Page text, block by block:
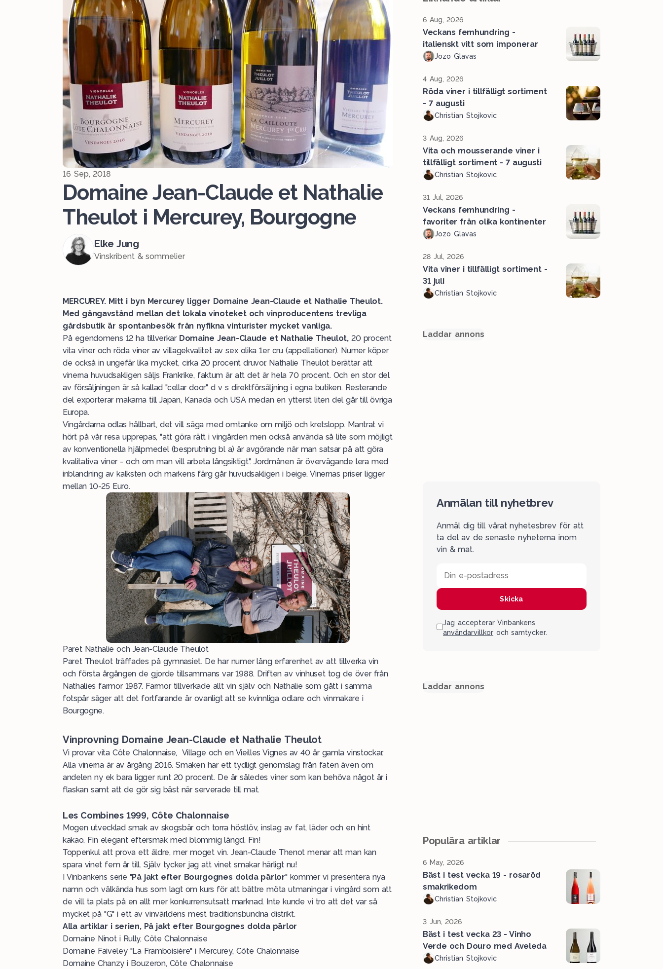
16 Sep, 2018
Domaine Jean-Claude et Nathalie
Theulot i Mercurey, Bourgogne
Elke Jung
Vinskribent & sommelier
MERCUREY. Mitt i byn Mercurey ligger Domaine Jean-Claude et Nathalie Theulot.
Med gångavstånd mellan det lokala vinoteket och vinproducentens trevliga
gårdsbutik är spontanbesök från nyfikna vinturister mycket vanliga.
På egendomens 12 ha tillverkar Domaine Jean-Claude et Nathalie Theulot,20 procent
vita viner och röda viner av villagekvalitet av sex olika 1er cru (appellationer). Numer köper
de också in ungefär lika mycket, cirka 20 procent druvor. Nathalie Theulot berättar att
vinerna huvudsakligen säljs Frankrike, faktum är att det är hela 70 procent. Och en stor del
av försäljningen är så kallad "cellar door" d v s direktförsäljning i egna butiken. Resterande
del exporterar makarna till Japan, Kanada och USA medan en ytterst liten del går till övriga
Europa.
Vingårdarna odlas hållbart, det vill säga med omtanke om miljö och kretslopp. Mantrat vi
hört på vår resa upprepas, "att göra rätt i vingården men också använda så lite som möjligt
av konventionella hjälpmedel (besprutning bl a) är avgörande när man satsar på att göra
kvalitativa viner - och om man vill arbeta långsiktigt". Jordmånen är övervägande lera med
inblandning av kalksten och markens färg går huvudsakligen i beige. Vinernas priser ligger
mellan 10-25 Euro.
Paret Nathalie och Jean-Claude Theulot
Paret Theulot träffades på gymnasiet. De har numer lång erfarenhet av att tillverka vin
och första årgången de gjorde tillsammans var 1988. Driften av vinhuset tog de över från
Nathalies farmor 1987. Farmor tillverkade allt vin själv och Nathalie som gått i samma
fotspår säger att det fortfarande är ovanligt att se kvinnliga odlare och vinmakare i
Bourgogne.
Vinprovning Domaine Jean-Claude et Nathalie Theulot
Vi provar vita Côte Chalonnaise, Village och en Vieilles Vignes av 40 år gamla vinstockar.
Alla vinerna är av årgång 2016. Smaken har ett tydligt genomslag från faten även om
andelen ny ek bara ligger runt 20 procent. De är således viner som kan behöva något år i
flaskan samt att de gör sig bäst när serverade till mat.
Les Combines 1999, Côte Chalonnaise
Mogen utvecklad smak av skogsbär och torra höstlöv, inslag av fat, läder och en hint
kakao. Fin elegant eftersmak med blommig längd. Fin!
Toppenkul att prova ett äldre, mer moget vin. Jean-Claude Thenot menar att man kan
spara vinet fem år till. Själv tycker jag att vinet smakar härligt nu!
I Vinbankens serie "På jakt efter Bourgognes dolda pärlor" kommer vi presentera nya
namn och välkända hus som lagt om kurs för att bättre möta utmaningar i vingård som att
de vill ta plats på en allt mer konkurrensutsatt marknad. Inte kunde vi tro att det var så
mycket på "G" i ett av vinvärldens mest traditionsbundna distrikt.
Alla artiklar i serien, På jakt efter Bourgognes dolda pärlor
Domaine Ninot i Rully, Côte Chalonnaise
Domaine Faiveley "La Framboisière" i Mercurey, Côte Chalonnaise
Domaine Chanzy i Bouzeron, Côte Chalonnaise
6 Aug, 2026
Veckans femhundring -
italienskt vitt som imponerar
Jozo Glavas
4 Aug, 2026
Röda viner i tillfälligt sortiment
- 7 augusti
Christian Stojkovic
3 Aug, 2026
Vita och mousserande viner i
tillfälligt sortiment - 7 augusti
Christian Stojkovic
31 Jul, 2026
Veckans femhundring -
favoriter från olika kontinenter
Jozo Glavas
28 Jul, 2026
Vita viner i tillfälligt sortiment -
31 juli
Christian Stojkovic
Laddar annons
Anmälan till nyhetbrev
Anmäl dig till vårat nyhetesbrev för att
ta del av de senaste nyheterna inom
vin & mat.
Din e-postadress
Skicka
Jag accepterar Vinbankens
användarvillkor och samtycker.
Laddar annons
Populära artiklar
6 May, 2026
Bäst i test vecka 19 - rosaröd
smakrikedom
Christian Stojkovic
3 Jun, 2026
Bäst i test vecka 23 - Vinho
Verde och Douro med Aveleda
Christian Stojkovic